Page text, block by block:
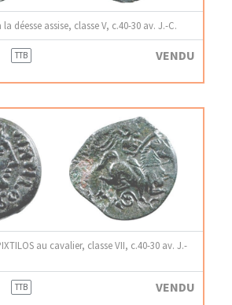
déesse assise, classe V, c.40-30 av. J.-C.
TTB VENDU
au cavalier, classe VII, c.40-30 av. J.-
TTB VENDU